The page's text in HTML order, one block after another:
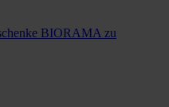
BIORAMA zu